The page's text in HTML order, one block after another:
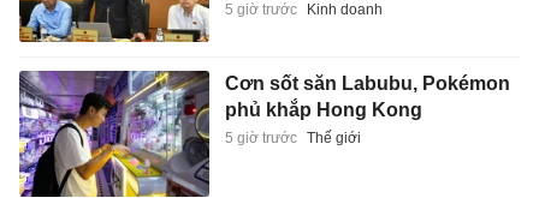
5 giờ trước Kinh doanh
Cơn sốt săn Labubu, Pokémon
phủ khắp Hong Kong
5 giờ trước Thế giới